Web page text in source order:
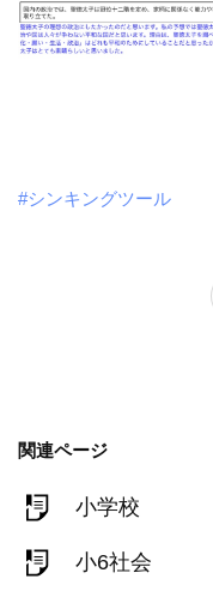
#シンキングツール
関連ページ
小学校
小6社会